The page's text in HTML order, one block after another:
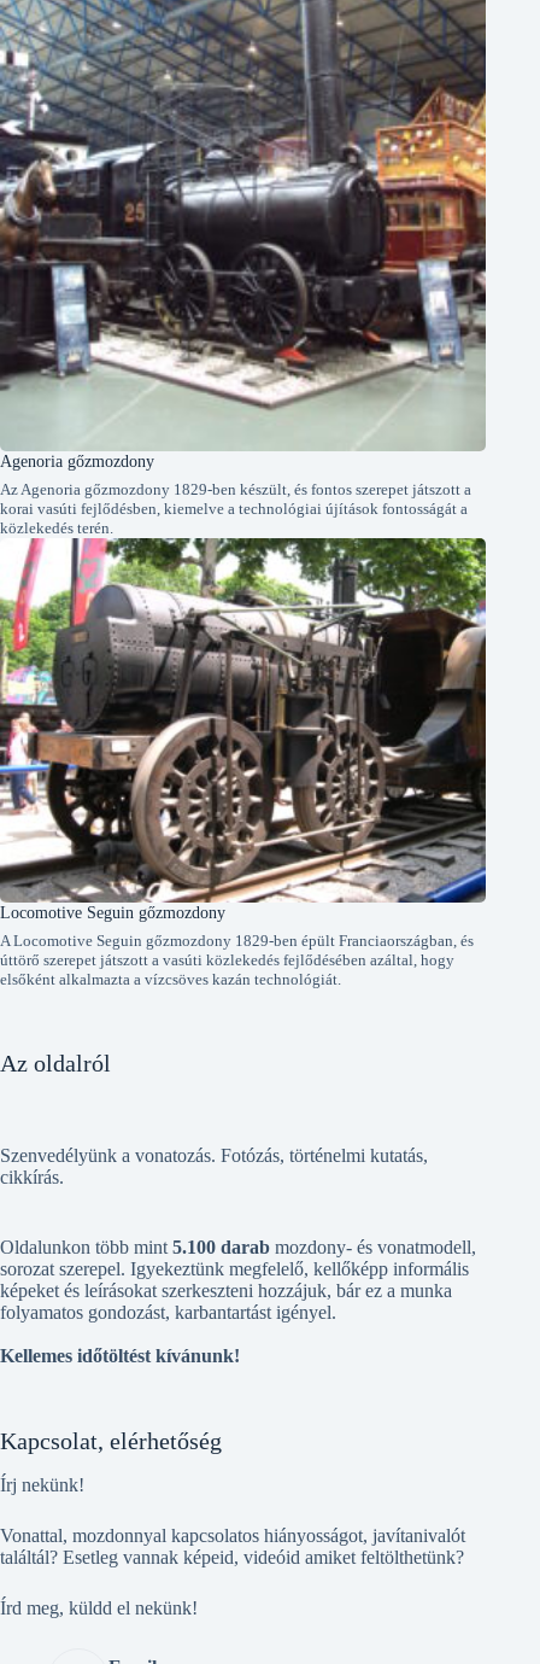
Agenoria gőzmozdony
Az Agenoria gőzmozdony 1829-ben készült, és fontos szerepet játszott a
korai vasúti fejlődésben, kiemelve a technológiai újítások fontosságát a
közlekedés terén.
Locomotive Seguin gőzmozdony
A Locomotive Seguin gőzmozdony 1829-ben épült Franciaországban, és
úttörő szerepet játszott a vasúti közlekedés fejlődésében azáltal, hogy
elsőként alkalmazta a vízcsöves kazán technológiát.
Az oldalról
Szenvedélyünk a vonatozás. Fotózás, történelmi kutatás,
cikkírás.
Oldalunkon több mint 5.100 darab mozdony- és vonatmodell,
sorozat szerepel. Igyekeztünk megfelelő, kellőképp informális
képeket és leírásokat szerkeszteni hozzájuk, bár ez a munka
folyamatos gondozást, karbantartást igényel.
Kellemes időtöltést kívánunk!
Kapcsolat, elérhetőség
Írj nekünk!
Vonattal, mozdonnyal kapcsolatos hiányosságot, javítanivalót
találtál? Esetleg vannak képeid, videóid amiket feltölthetünk?
Írd meg, küldd el nekünk!